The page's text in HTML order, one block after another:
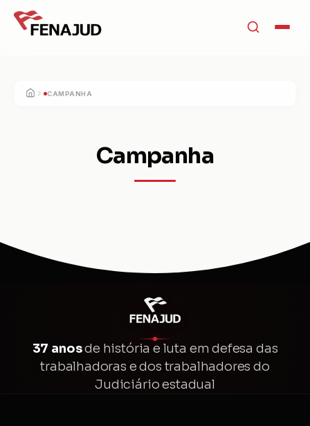
INÍCIOCAMPANHA
Campanha
37 anosde história e luta em defesa das
trabalhadoras e dos trabalhadores do
Judiciário estadual